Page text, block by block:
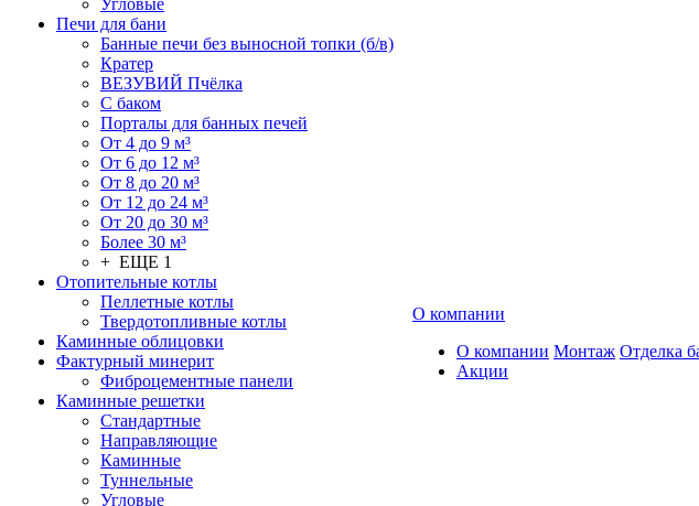
Угловые
Печи для бани
Банные печи без выносной топки (б/в)
Кратер
ВЕЗУВИЙ Пчёлка
С баком
Порталы для банных печей
От 4 до 9 м³
От 6 до 12 м³
От 8 до 20 м³
От 12 до 24 м³
От 20 до 30 м³
Более 30 м³
+ ЕЩЕ 1
Отопительные котлы
Пеллетные котлы
Твердотопливные котлы
Каминные облицовки
Фактурный минерит
Фиброцементные панели
Каминные решетки
Стандартные
Направляющие
Каминные
Туннельные
Угловые
О компании
О компании
Акции
Монтаж Отделка